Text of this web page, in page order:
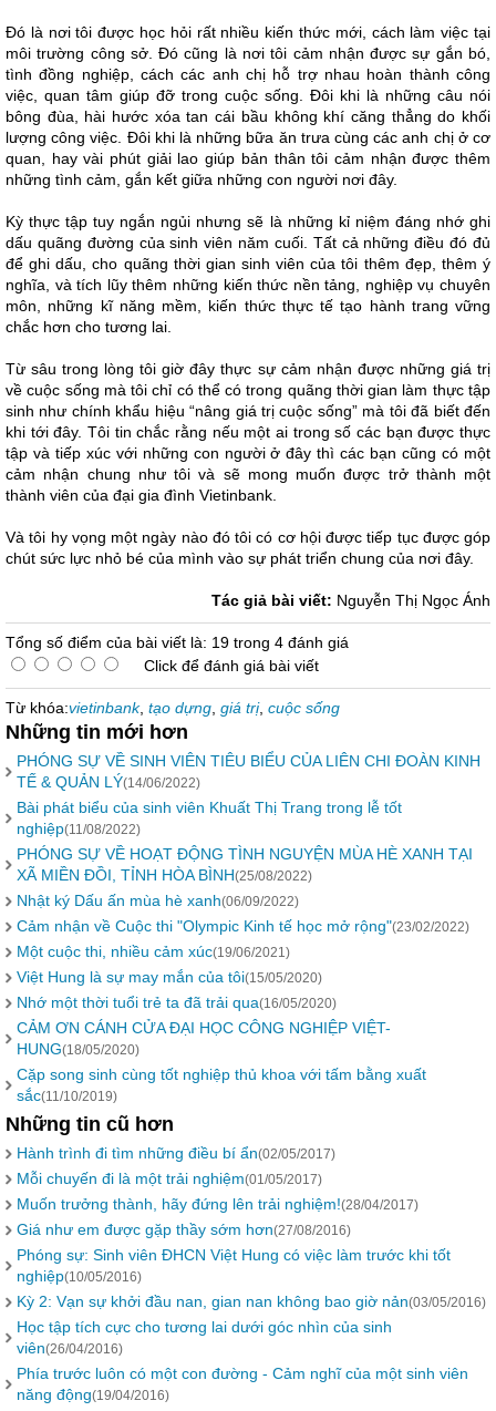
Đó là nơi tôi được học hỏi rất nhiều kiến thức mới, cách làm việc tại
môi trường công sở. Đó cũng là nơi tôi cảm nhận được sự gắn bó,
tình đồng nghiệp, cách các anh chị hỗ trợ nhau hoàn thành công
việc, quan tâm giúp đỡ trong cuộc sống. Đôi khi là những câu nói
bông đùa, hài hước xóa tan cái bầu không khí căng thẳng do khối
lượng công việc. Đôi khi là những bữa ăn trưa cùng các anh chị ở cơ
quan, hay vài phút giải lao giúp bản thân tôi cảm nhận được thêm
những tình cảm, gắn kết giữa những con người nơi đây.
Kỳ thực tập tuy ngắn ngủi nhưng sẽ là những kỉ niệm đáng nhớ ghi
dấu quãng đường của sinh viên năm cuối. Tất cả những điều đó đủ
để ghi dấu, cho quãng thời gian sinh viên của tôi thêm đẹp, thêm ý
nghĩa, và tích lũy thêm những kiến thức nền tảng, nghiệp vụ chuyên
môn, những kĩ năng mềm, kiến thức thực tế tạo hành trang vững
chắc hơn cho tương lai.
Từ sâu trong lòng tôi giờ đây thực sự cảm nhận được những giá trị
về cuộc sống mà tôi chỉ có thể có trong quãng thời gian làm thực tập
sinh như chính khẩu hiệu “nâng giá trị cuộc sống” mà tôi đã biết đến
khi tới đây. Tôi tin chắc rằng nếu một ai trong số các bạn được thực
tập và tiếp xúc với những con người ở đây thì các bạn cũng có một
cảm nhận chung như tôi và sẽ mong muốn được trở thành một
thành viên của đại gia đình Vietinbank.
Và tôi hy vọng một ngày nào đó tôi có cơ hội được tiếp tục được góp
chút sức lực nhỏ bé của mình vào sự phát triển chung của nơi đây.
Tác giả bài viết: Nguyễn Thị Ngọc Ánh
Tổng số điểm của bài viết là: 19 trong 4 đánh giá
Click để đánh giá bài viết
Từ khóa:vietinbank, tạo dựng giá trị, cuộc sống
Những tin mới hơn
PHÓNG SỰ VỀ SINH VIÊN TIÊU BIỂU CỦA LIÊN CHI ĐOÀN KINH
TẾ & QUẢN LÝ(14/06/2022)
Bài phát biểu của sinh viên Khuất Thị Trang trong lễ tốt
nghiệp(11/08/2022)
PHÓNG SỰ VỀ HOẠT ĐỘNG TÌNH NGUYỆN MÙA HÈ XANH TẠI
XÃ MIỀN ĐỒI, TỈNH HÒA BÌNH(25/08/2022)
Nhật ký Dấu ấn mùa hè xanh(06/09/2022)
Cảm nhận về Cuộc thi "Olympic Kinh tế học mở rộng"(23/02/2022)
Một cuộc thi, nhiều cảm xúc(19/06/2021)
Việt Hung là sự may mắn của tôi(15/05/2020)
Nhớ một thời tuổi trẻ ta đã trải qua(16/05/2020)
CẢM ƠN CÁNH CỬA ĐẠI HỌC CÔNG NGHIỆP VIỆT-
HUNG(18/05/2020)
Cặp song sinh cùng tốt nghiệp thủ khoa với tấm bằng xuất
sắc(11/10/2019)
Những tin cũ hơn
Hành trình đi tìm những điều bí ẩn(02/05/2017)
Mỗi chuyến đi là một trải nghiệm(01/05/2017)
Muốn trưởng thành, hãy đứng lên trải nghiệm!(28/04/2017)
Giá như em được gặp thầy sớm hơn(27/08/2016)
Phóng sự: Sinh viên ĐHCN Việt Hung có việc làm trước khi tốt
nghiệp(10/05/2016)
Kỳ 2: Vạn sự khởi đầu nan, gian nan không bao giờ nản(03/05/2016)
Học tập tích cực cho tương lai dưới góc nhìn của sinh
viên(26/04/2016)
Phía trước luôn có một con đường - Cảm nghĩ của một sinh viên
năng động(19/04/2016)